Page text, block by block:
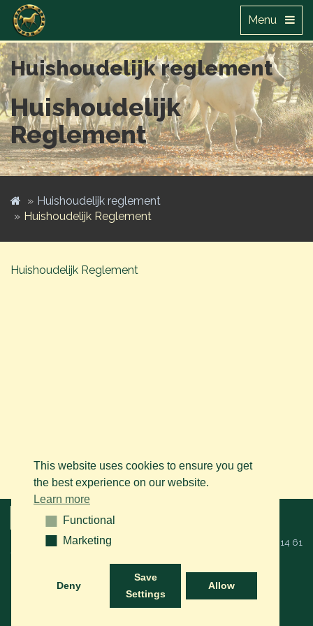
Menu
Huishoudelijk reglement
Huishoudelijk
Reglement
Huishoudelijk reglement
Huishoudelijk Reglement
Huishoudelijk Reglement
Menu
© 2026 BAPS vzw. Alle rechten voorbehouden. Bel ons op
+32 (0)14 61
76 09
This website uses cookies to ensure you get
the best experience on our website.
Learn more
Functional
Functional
MarketingMarketing
Deny
Save
Settings
Allow